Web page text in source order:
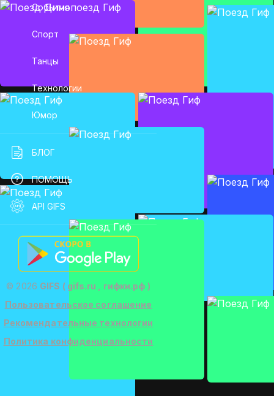
События
Спорт
Танцы
Технологии
Юмор
БЛОГ
ПОМОЩЬ
API GIFS
© 2026 GIFS ( gifs.ru , гифки.рф )
Пользовательское соглашение
Рекомендательные технологии
Политика конфиденциальности